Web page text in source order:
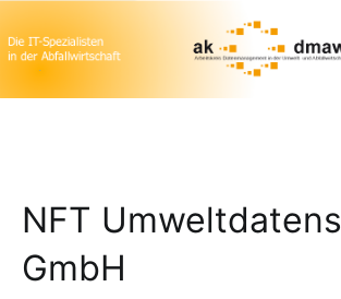
Zum
Inhalt
springen
NFT
GmbH